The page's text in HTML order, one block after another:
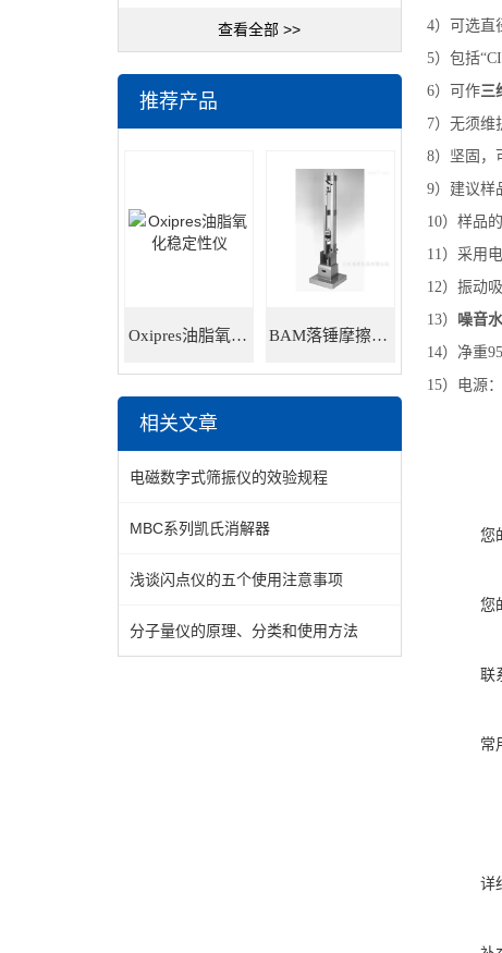
查看全部 >>
推荐产品
Oxipres油脂氧化稳定性仪 BAM落锤摩擦感度仪
相关文章
电磁数字式筛振仪的效验规程
MBC系列凯氏消解器
浅谈闪点仪的五个使用注意事项
分子量仪的原理、分类和使用方法
4）可选直
5）包括
6）可作三
7）无须维
8）坚固，
9）建议样
10）样品
11）采用
12）振动
13） 噪音
14）净重
15）电源
您
您
联
常
详